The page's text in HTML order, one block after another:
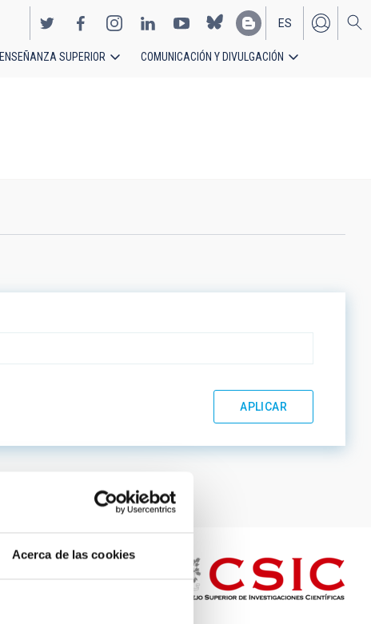
Acerca de las cookies
EN
ES
ENSEÑANZA SUPERIOR COMUNICACIÓN Y DIVULGACIÓN